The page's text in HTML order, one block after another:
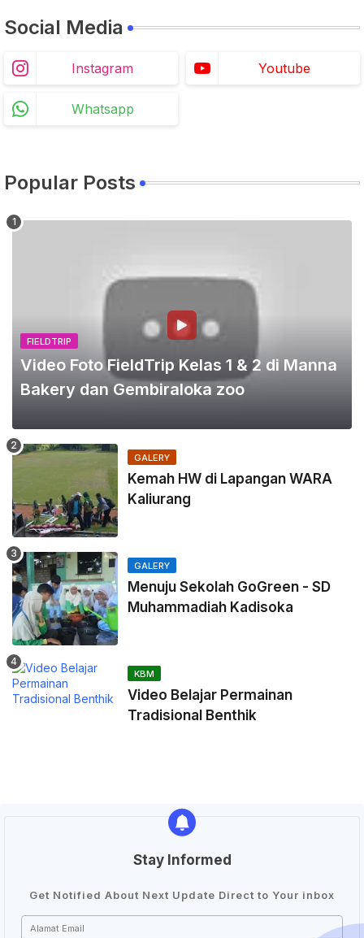
Social Media
Instagram Youtube
Whatsapp
Popular Posts
FIELDTRIP
Video Foto FieldTrip Kelas 1 & 2 di Manna
Bakery dan Gembiraloka zoo
GALERY
Kemah HW di Lapangan WARA
Kaliurang
GALERY
Menuju Sekolah GoGreen - SD
Muhammadiah Kadisoka
KBM
Video Belajar Permainan
Tradisional Benthik
Stay Informed
Get Notified About Next Update Direct to Your inbox